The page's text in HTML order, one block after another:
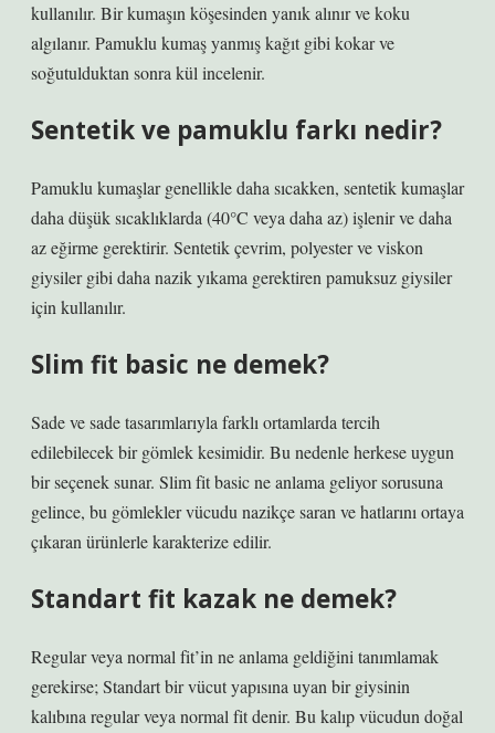
kullanılır. Bir kumaşın köşesinden yanık alınır ve koku
algılanır. Pamuklu kumaş yanmış kağıt gibi kokar ve
soğutulduktan sonra kül incelenir.
Sentetik ve pamuklu farkı nedir?
Pamuklu kumaşlar genellikle daha sıcakken, sentetik kumaşlar
daha düşük sıcaklıklarda (40°C veya daha az) işlenir ve daha
az eğirme gerektirir. Sentetik çevrim, polyester ve viskon
giysiler gibi daha nazik yıkama gerektiren pamuksuz giysiler
için kullanılır.
Slim fit basic ne demek?
Sade ve sade tasarımlarıyla farklı ortamlarda tercih
edilebilecek bir gömlek kesimidir. Bu nedenle herkese uygun
bir seçenek sunar. Slim fit basic ne anlama geliyor sorusuna
gelince, bu gömlekler vücudu nazikçe saran ve hatlarını ortaya
çıkaran ürünlerle karakterize edilir.
Standart fit kazak ne demek?
Regular veya normal fit’in ne anlama geldiğini tanımlamak
gerekirse; Standart bir vücut yapısına uyan bir giysinin
kalıbına regular veya normal fit denir. Bu kalıp vücudun doğal